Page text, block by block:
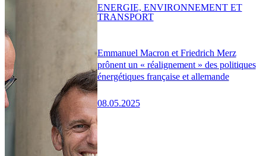
Emmanuel Macron et Friedrich Merz
prônent un « réalignement » des politiques
énergétiques française et allemande
08.05.2025
ENERGIE, ENVIRONNEMENT ET
TRANSPORT